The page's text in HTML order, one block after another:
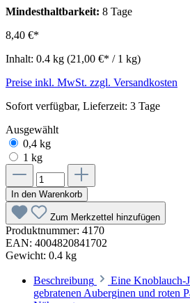
Mindesthaltbarkeit: 8 Tage
8,40 €*
Inhalt: 0.4 kg (21,00 €* / 1 kg)
Preise inkl. MwSt. zzgl. Versandkosten
Sofort verfügbar, Lieferzeit: 3 Tage
Ausgewählt
0,4 kg
1 kg
In den Warenkorb
Zum Merkzettel hinzufügen
Produktnummer: 4170
EAN: 4004820841702
Gewicht: 0.4 kg
Beschreibung
Eine Knoblauch-
gebratenen Auberginen und roten